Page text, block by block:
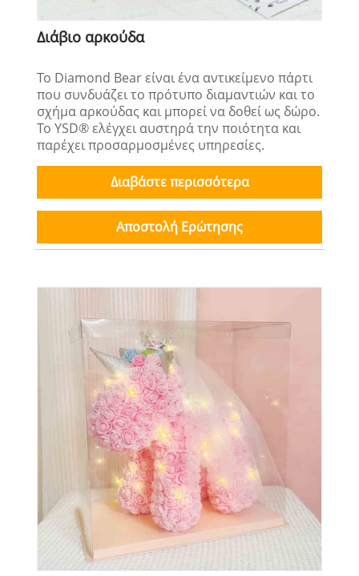
Διάβιο αρκούδα
Το Diamond Bear είναι ένα αντικείμενο πάρτι
που συνδυάζει το πρότυπο διαμαντιών και το
σχήμα αρκούδας και μπορεί να δοθεί ως δώρο.
Το YSD® ελέγχει αυστηρά την ποιότητα και
παρέχει προσαρμοσμένες υπηρεσίες.
Διαβάστε περισσότερα
Αποστολή Ερώτησης